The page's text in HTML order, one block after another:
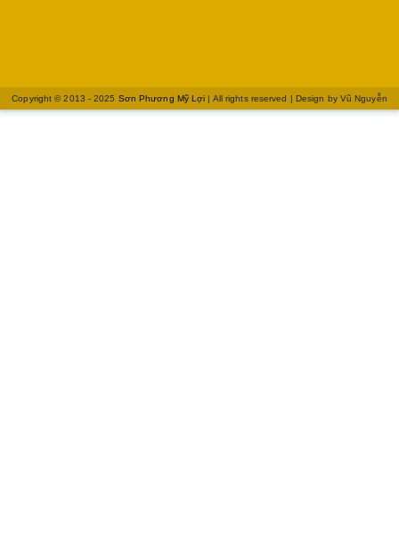
Copyright © 2013 - 2025 Sơn Phương Mỹ Lợi | All rights reserved | Design by Vũ Nguyễn